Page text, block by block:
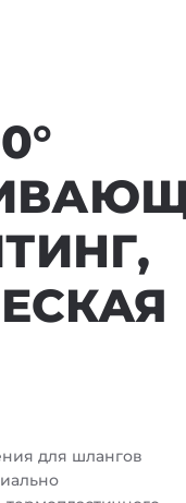
для шлангов